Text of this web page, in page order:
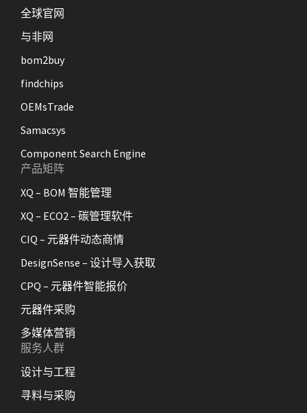
全球官网
与非网
bom2buy
findchips
OEMsTrade
Samacsys
Component Search Engine
产品矩阵
XQ – BOM 智能管理
XQ – ECO2 – 碳管理软件
CIQ – 元器件动态商情
DesignSense – 设计导入获取
CPQ – 元器件智能报价
元器件采购
多媒体营销
服务人群
设计与工程
寻料与采购